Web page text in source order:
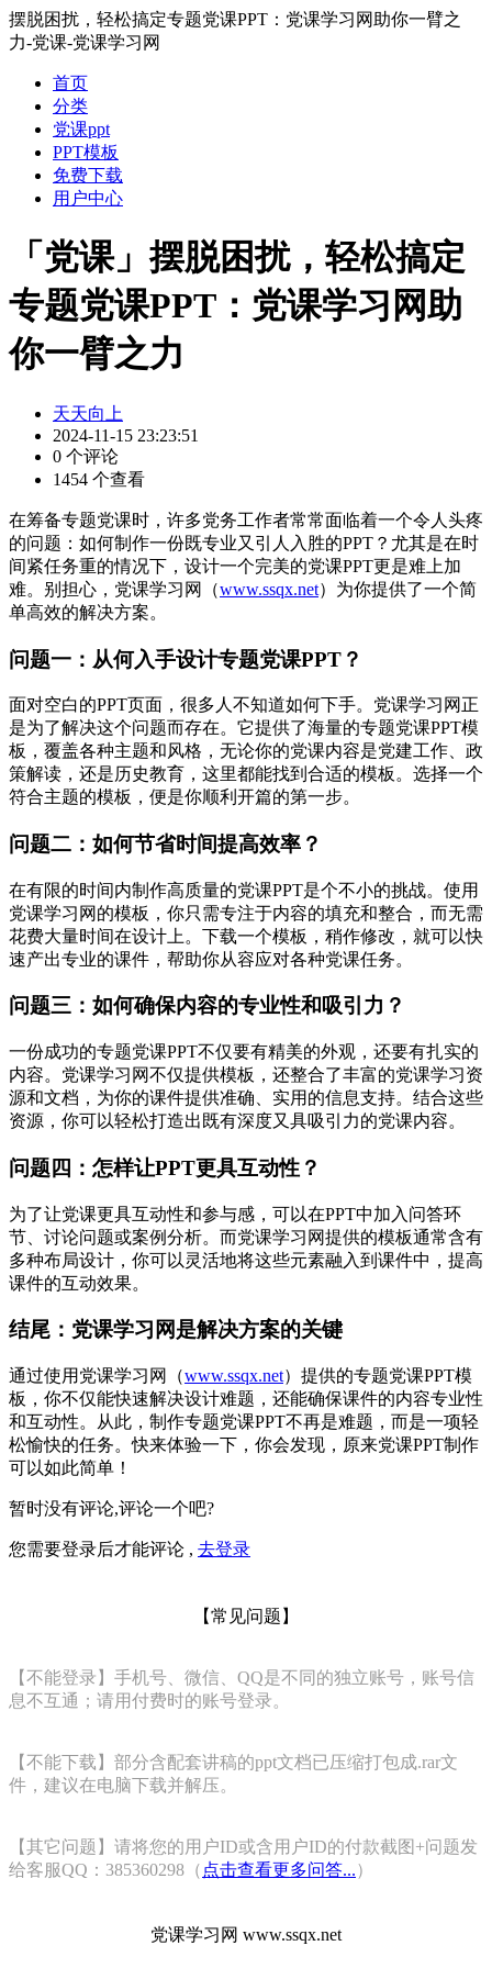
摆脱困扰，轻松搞定专题党课PPT：党课学习网助你一臂之
力-党课-党课学习网
首页
分类
党课ppt
PPT模板
免费下载
用户中心
「党课」摆脱困扰，轻松搞定
专题党课PPT：党课学习网助
你一臂之力
天天向上
2024-11-15 23:23:51
0 个评论
1454 个查看
在筹备专题党课时，许多党务工作者常常面临着一个令人头疼
的问题：如何制作一份既专业又引人入胜的PPT？尤其是在时
间紧任务重的情况下，设计一个完美的党课PPT更是难上加
难。别担心，党课学习网（www.ssqx.net）为你提供了一个简
单高效的解决方案。
问题一：从何入手设计专题党课PPT？
面对空白的PPT页面，很多人不知道如何下手。党课学习网正
是为了解决这个问题而存在。它提供了海量的专题党课PPT模
板，覆盖各种主题和风格，无论你的党课内容是党建工作、政
策解读，还是历史教育，这里都能找到合适的模板。选择一个
符合主题的模板，便是你顺利开篇的第一步。
问题二：如何节省时间提高效率？
在有限的时间内制作高质量的党课PPT是个不小的挑战。使用
党课学习网的模板，你只需专注于内容的填充和整合，而无需
花费大量时间在设计上。下载一个模板，稍作修改，就可以快
速产出专业的课件，帮助你从容应对各种党课任务。
问题三：如何确保内容的专业性和吸引力？
一份成功的专题党课PPT不仅要有精美的外观，还要有扎实的
内容。党课学习网不仅提供模板，还整合了丰富的党课学习资
源和文档，为你的课件提供准确、实用的信息支持。结合这些
资源，你可以轻松打造出既有深度又具吸引力的党课内容。
问题四：怎样让PPT更具互动性？
为了让党课更具互动性和参与感，可以在PPT中加入问答环
节、讨论问题或案例分析。而党课学习网提供的模板通常含有
多种布局设计，你可以灵活地将这些元素融入到课件中，提高
课件的互动效果。
结尾：党课学习网是解决方案的关键
通过使用党课学习网（www.ssqx.net）提供的专题党课PPT模
板，你不仅能快速解决设计难题，还能确保课件的内容专业性
和互动性。从此，制作专题党课PPT不再是难题，而是一项轻
松愉快的任务。快来体验一下，你会发现，原来党课PPT制作
可以如此简单！
暂时没有评论,评论一个吧?
您需要登录后才能评论 , 去登录
【常见问题】
【不能登录】手机号、微信、QQ是不同的独立账号，账号信
息不互通；请用付费时的账号登录。
【不能下载】部分含配套讲稿的ppt文档已压缩打包成.rar文
件，建议在电脑下载并解压。
【其它问题】请将您的用户ID或含用户ID的付款截图+问题发
给客服QQ：385360298（ 点击查看更多问答...）
党课学习网 www.ssqx.net